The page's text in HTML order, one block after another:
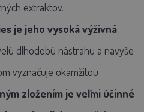
extraktov.
je jeho vysoká výživná
dlhodobú nástrahu a navyše
vyznačuje okamžitou
zložením je veľmi účinné